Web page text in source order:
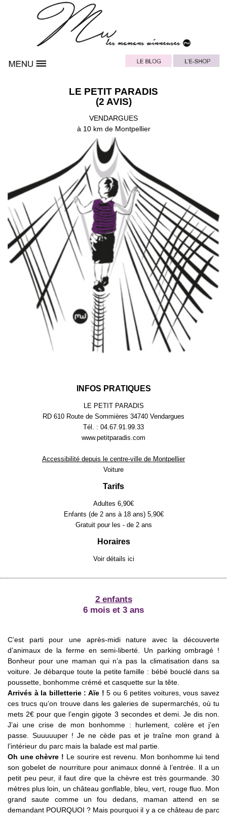
LE PETIT PARADIS
(2 AVIS)
VENDARGUES
à 10 km de Montpellier
INFOS PRATIQUES
LE PETIT PARADIS
RD 610 Route de Sommières 34740 Vendargues
Tél. : 04.67.91.99.33
www.petitparadis.com
Accessibilité depuis le centre-ville de Montpellier
Voiture
Tarifs
Adultes 6,90€
Enfants (de 2 ans à 18 ans) 5,90€
Gratuit pour les - de 2 ans
Horaires
Voir détails ici
2 enfants
6 mois et 3 ans
C’est parti pour une après-midi nature avec la découverte
d’animaux de la ferme en semi-liberté. Un parking ombragé !
Bonheur pour une maman qui n’a pas la climatisation dans sa
voiture. Je débarque toute la petite famille : bébé bouclé dans sa
poussette, bonhomme crémé et casquette sur la tête.
Arrivés à la billetterie : Aïe ! 5 ou 6 petites voitures, vous savez
ces trucs qu’on trouve dans les galeries de supermarchés, où tu
mets 2€ pour que l’engin gigote 3 secondes et demi. Je dis non.
J’ai une crise de mon bonhomme : hurlement, colère et j’en
passe. Suuuuuper ! Je ne cède pas et je traîne mon grand à
l’intérieur du parc mais la balade est mal partie.
Oh une chèvre ! Le sourire est revenu. Mon bonhomme lui tend
son gobelet de nourriture pour animaux donné à l’entrée. Il a un
petit peu peur, il faut dire que la chèvre est très gourmande. 30
mètres plus loin, un château gonflable, bleu, vert, rouge fluo. Mon
grand saute comme un fou dedans, maman attend en se
demandant POURQUOI ? Mais pourquoi il y a ce château de parc